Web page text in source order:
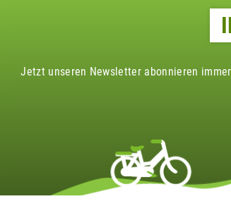
Jetzt unseren Newsletter abonnieren